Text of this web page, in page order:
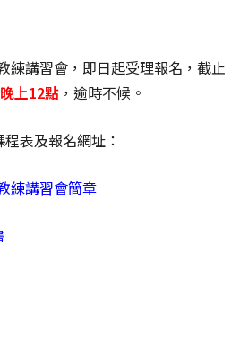
練講習會，即日起受理報名，截止
上12點 ，逾時不候。
表及報名網址：
練講習會簡章